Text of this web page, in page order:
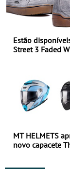
Estão
Street 3 Faded
MT HELMETS
novo capacete